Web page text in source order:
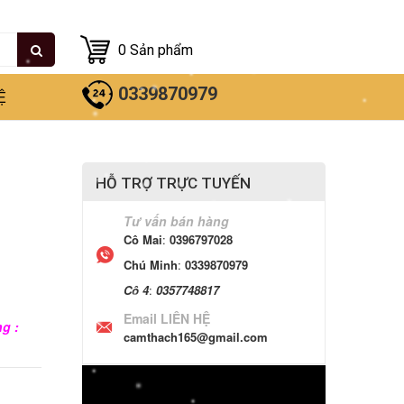
0 Sản phẩm
0339870979
:
HỖ TRỢ TRỰC TUYẾN
Tư vấn bán hàng
Cô Mai: 0396797028
Chú Minh: 0339870979
Cô 4: 0357748817
Email LIÊN HỆ
camthach165@gmail.com